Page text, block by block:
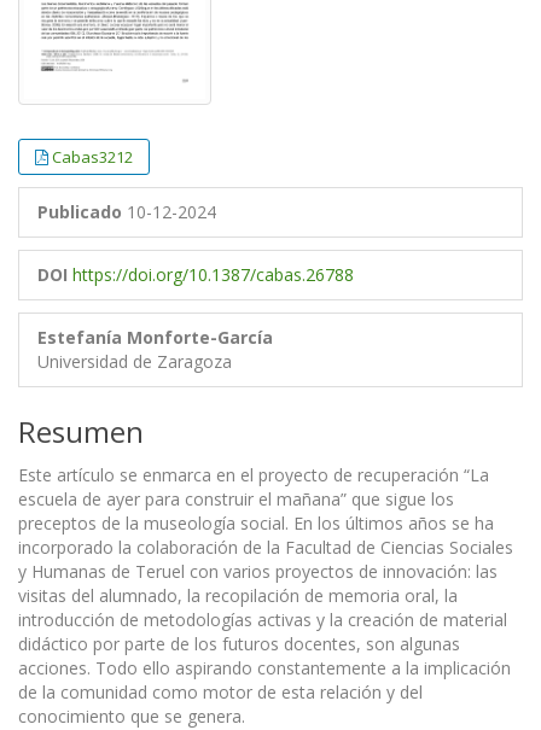
Cabas3212
Publicado 10-12-2024
DOI https://doi.org/10.1387/cabas.26788
Estefanía Monforte-García
Universidad de Zaragoza
Resumen
Este artículo se enmarca en el proyecto de recuperación “La
escuela de ayer para construir el mañana” que sigue los
preceptos de la museología social. En los últimos años se ha
incorporado la colaboración de la Facultad de Ciencias Sociales
y Humanas de Teruel con varios proyectos de innovación: las
visitas del alumnado, la recopilación de memoria oral, la
introducción de metodologías activas y la creación de material
didáctico por parte de los futuros docentes, son algunas
acciones. Todo ello aspirando constantemente a la implicación
de la comunidad como motor de esta relación y del
conocimiento que se genera.